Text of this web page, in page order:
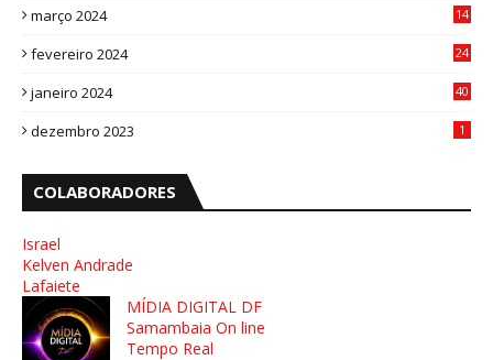
março 2024
14
fevereiro 2024
24
janeiro 2024
40
dezembro 2023 1
COLABORADORES
Israel
Kelven Andrade
Lafaiete
MÍDIA DIGITAL DF
Samambaia On line
Tempo Real